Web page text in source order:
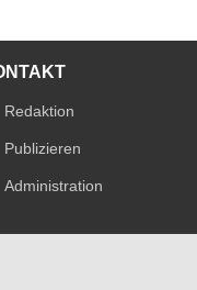
Redaktion
Publizieren
Administration